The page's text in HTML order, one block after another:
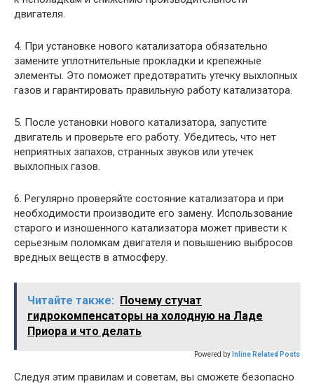
двигателя.
4. При установке нового катализатора обязательно
замените уплотнительные прокладки и крепежные
элементы. Это поможет предотвратить утечку выхлопных
газов и гарантировать правильную работу катализатора.
5. После установки нового катализатора, запустите
двигатель и проверьте его работу. Убедитесь, что нет
неприятных запахов, странных звуков или утечек
выхлопных газов.
6. Регулярно проверяйте состояние катализатора и при
необходимости производите его замену. Использование
старого и изношенного катализатора может привести к
серьезным поломкам двигателя и повышению выбросов
вредных веществ в атмосферу.
Читайте также: Почему стучат
гидрокомпенсаторы на холодную на Ладе
Приора и что делать
Powered by Inline Related Posts
Следуя этим правилам и советам, вы сможете безопасно